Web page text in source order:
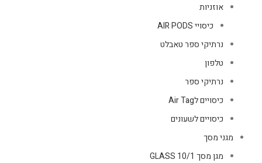
אוזניות
כיסויי AIR PODS
נרתיקי ספר טאבלט
טלפון
נרתיקי ספר
כיסויים לAir Tag
כיסויים לשעונים
מגני מסך
מגן מסך GLASS 10/1